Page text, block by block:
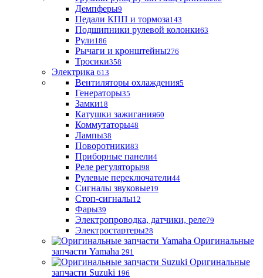
Демпферы9
Педали КПП и тормоза143
Подшипники рулевой колонки63
Рули186
Рычаги и кронштейны276
Тросики358
Электрика 613
Вентиляторы охлаждения5
Генераторы35
Замки18
Катушки зажигания60
Коммутаторы48
Лампы38
Поворотники83
Приборные панели4
Реле регуляторы98
Рулевые переключатели44
Сигналы звуковые19
Стоп-сигналы12
Фары39
Электропроводка, датчики, реле79
Электростартеры28
Оригинальные
запчасти Yamaha 291
Оригинальные
запчасти Suzuki 196